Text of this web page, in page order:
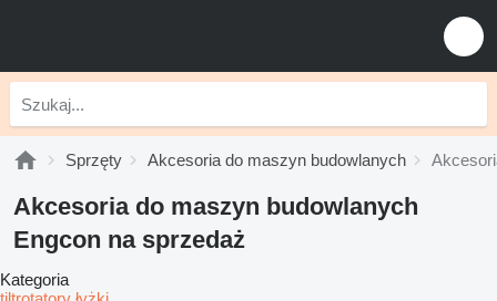
Sprzęty Akcesoria do maszyn budowlanych
Akcesoria do maszyn budowlanych
Engcon na sprzedaż
Kategoria